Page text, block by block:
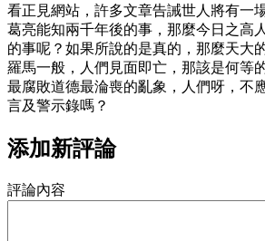
看正見網站，許多文章告誡世人將有一
葛亮能知兩千年後的事，那麼今日之高
的事呢？如果所說的是真的，那麼天大
羅馬一般，人們見面即亡，那該是何等
最腐敗道德最淪喪的亂象，人們呀，不
言及警示錄嗎？
添加新評論
評論內容